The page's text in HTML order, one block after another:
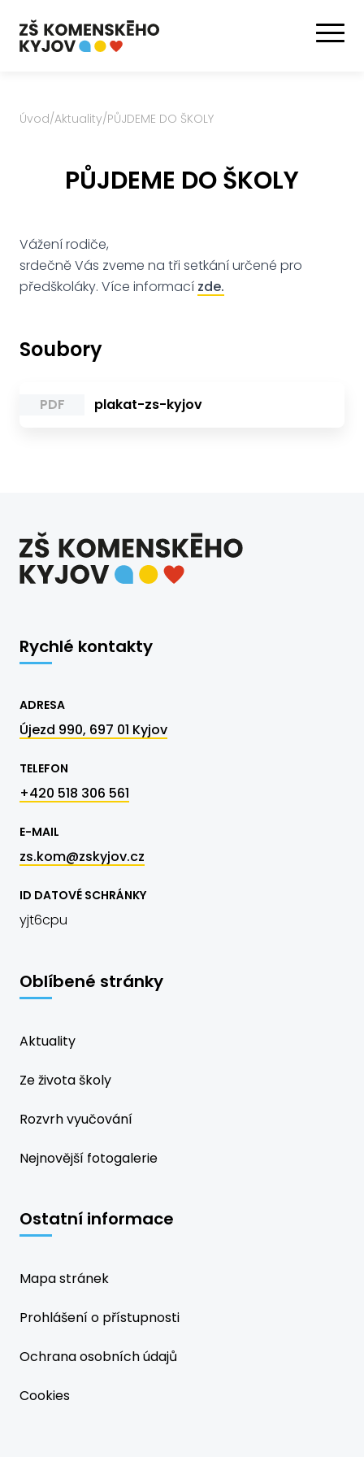
Úvod/Aktuality/PŮJDEME DO ŠKOLY
PŮJDEME DO ŠKOLY
Vážení rodiče,
srdečně Vás zveme na tři setkání určené pro
předškoláky. Více informací zde.
Soubory
PDF plakat-zs-kyjov
Rychlé kontakty
ADRESA
Újezd 990, 697 01 Kyjov
TELEFON
+420 518 306 561
E-MAIL
zs.kom@zskyjov.cz
ID DATOVÉ SCHRÁNKY
yjt6cpu
Oblíbené stránky
Aktuality
Ze života školy
Rozvrh vyučování
Nejnovější fotogalerie
Ostatní informace
Mapa stránek
Prohlášení o přístupnosti
Ochrana osobních údajů
Cookies